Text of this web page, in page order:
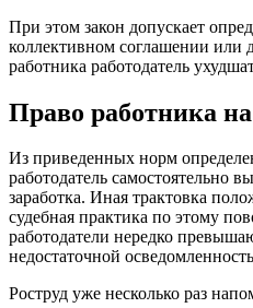
При этом закон допускает
коллективном соглашении или
работника работодатель
Право работника
Из приведенных норм
работодатель самостоятельно
заработка. Иная трактовка
судебная практика по этому
работодатели нередко
недостаточной
Роструд уже несколько раз